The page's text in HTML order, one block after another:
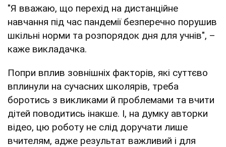
"Я вважаю, що перехід на дистанційне
навчання під час пандемії безперечно порушив
шкільні норми та розпорядок дня для учнів", –
каже викладачка.
Попри вплив зовнішніх факторів, які суттєво
вплинули на сучасних школярів, треба
боротись з викликами й проблемами та вчити
дітей поводитись інакше. І, на думку авторки
відео, цю роботу не слід доручати лише
вчителям, адже результат важливий і для